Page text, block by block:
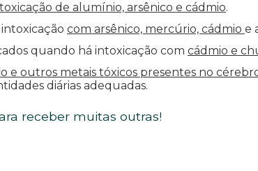
de alumínio, arsênico e cádmio.
com arsênico, mercúrio, cádmio e
quando há intoxicação com cádmio e
e outros metais tóxicos presentes no
diárias adequadas.
receber muitas outras!